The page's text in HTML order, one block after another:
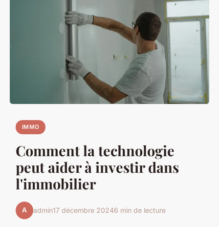
IMMO
Comment la technologie
peut aider à investir dans
l'immobilier
A admin17 décembre 20246 min de lecture